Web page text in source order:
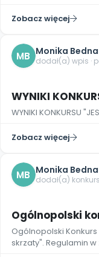
Zobacz więcej
MB Monika
dodał(a) wpis ·
WYNIKI
WYNIKI KONKURSU
Zobacz więcej
MB Monika
dodał(a)
Ogólnopolski
Ogólnopolski
skrzaty". Regulamin w